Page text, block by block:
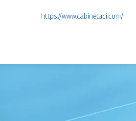
https://www.cabinetaci.com/